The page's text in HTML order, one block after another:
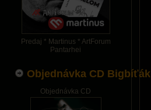
Predaj * Martinus * ArtForum
Pantarhei
Objednávka CD Bigbíťák
Objednávka CD